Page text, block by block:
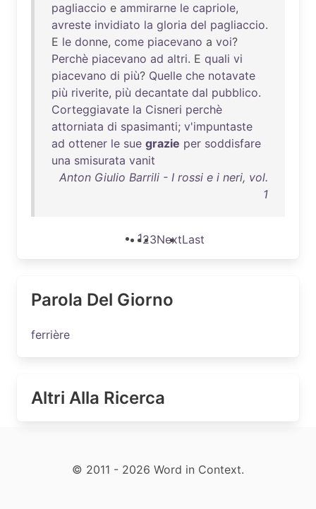
pagliaccio e ammirarne le capriole,
avreste invidiato la gloria del pagliaccio.
E le donne, come piacevano a voi?
Perchè piacevano ad altri. E quali vi
piacevano di più? Quelle che notavate
più riverite, più decantate dal pubblico.
Corteggiavate la Cisneri perchè
attorniata di spasimanti; v'impuntaste
ad ottener le sue grazie per soddisfare
una smisurata vanit
Anton Giulio Barrili - I rossi e i neri, vol.
1
123NextLast
Parola Del Giorno
ferrière
Altri Alla Ricerca
© 2011 - 2026 Word in Context.